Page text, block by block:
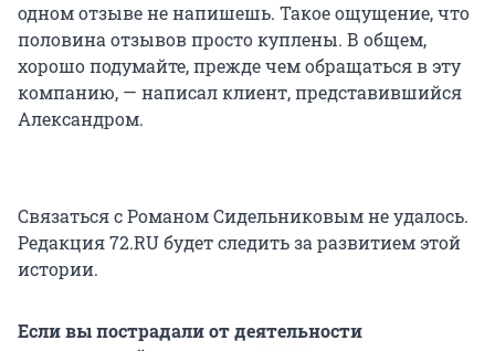
одном отзыве не напишешь. Такое ощущение, что
половина отзывов просто куплены. В общем,
хорошо подумайте, прежде чем обращаться в эту
компанию, — написал клиент, представившийся
Александром.
Связаться с Романом Сидельниковым не удалось.
Редакция 72.RU будет следить за развитием этой
истории.
Если вы пострадали от деятельности